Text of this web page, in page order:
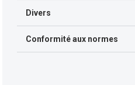
Divers
Conformité aux normes